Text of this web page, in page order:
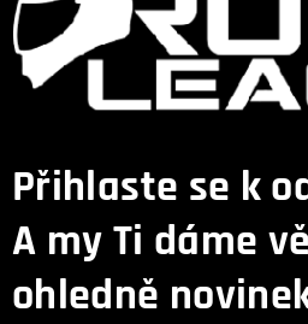
Přihlaste se k
A my Ti dáme
ohledně